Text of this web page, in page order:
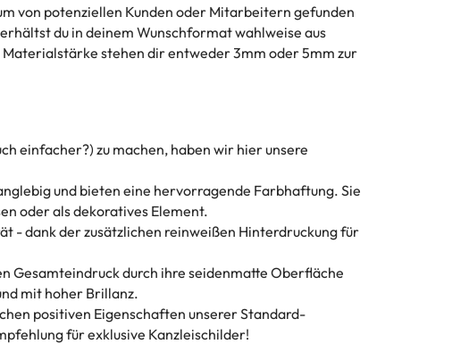
von potenziellen Kunden oder Mitarbeitern gefunden
du in deinem Wunschformat wahlweise aus
stehen dir entweder 3mm oder 5mm zur
einfacher?) zu machen, haben wir hier unsere
und bieten eine hervorragende Farbhaftung. Sie
oder als dekoratives Element.
- dank der zusätzlichen reinweißen Hinterdruckung für
Gesamteindruck durch ihre seidenmatte Oberfläche
mit hoher Brillanz.
positiven Eigenschaften unserer Standard-
für exklusive Kanzleischilder!